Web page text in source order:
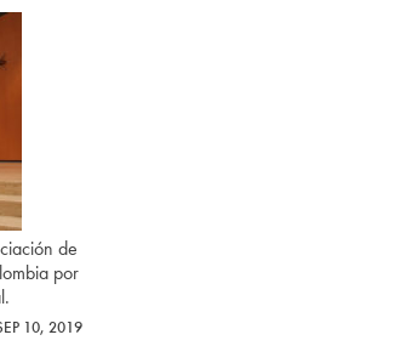
de
por
10, 2019